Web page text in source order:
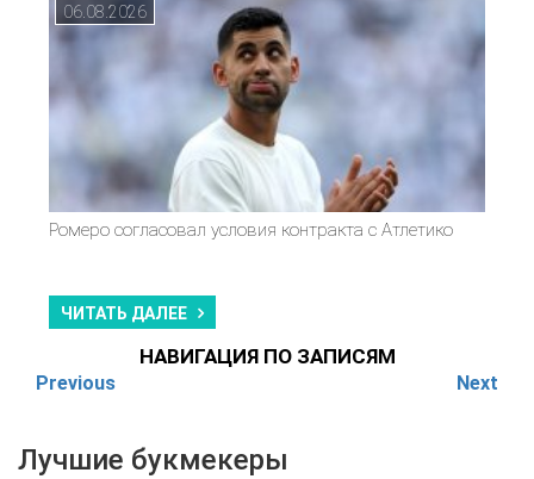
Лучшие букмекеры
06.08.2026
Ромеро согласовал условия контракта с Атлетико
ЧИТАТЬ ДАЛЕЕ
НАВИГАЦИЯ ПО ЗАПИСЯМ
Previous Next